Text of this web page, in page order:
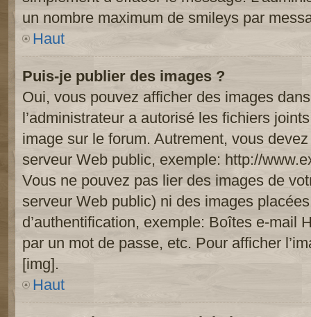
un nombre maximum de smileys par
Haut
Puis-je publier des images ?
Oui, vous pouvez afficher des images
l’administrateur a autorisé les fichiers
image sur le forum. Autrement, vous
serveur Web public, exemple: http://
Vous ne pouvez pas lier des images de
serveur Web public) ni des images
d’authentification, exemple: Boîtes e-mail
par un mot de passe, etc. Pour afficher
[img].
Haut